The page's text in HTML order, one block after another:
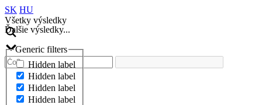
SK HU
Všetky výsledky
Ďalšie výsledky...
Generic filters
Hidden label
Hidden label
Hidden label
Hidden label